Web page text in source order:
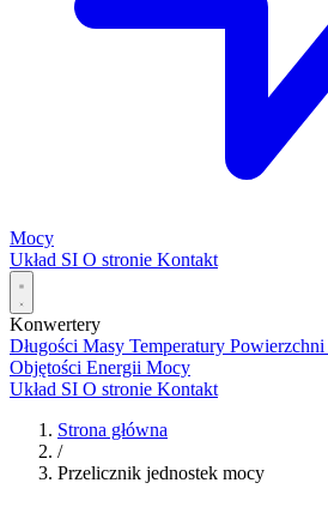
Mocy
Układ SI O stronie Kontakt
Konwertery
Długości Masy Temperatury Powierzchni
Objętości Energii Mocy
Układ SI O stronie Kontakt
Strona główna
/
Przelicznik jednostek mocy